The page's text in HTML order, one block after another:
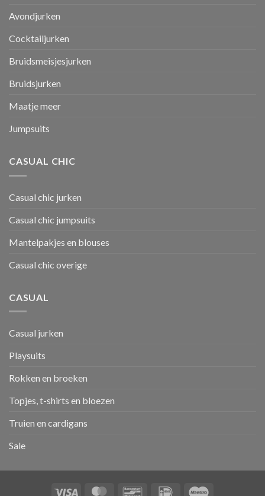
Avondjurken
Cocktailjurken
Bruidsmeisjesjurken
Bruidsjurken
Maatje meer
Jumpsuits
CASUAL CHIC
Casual chic jurken
Casual chic jumpsuits
Mantelpakjes en blouses
Casual chic overige
CASUAL
Casual jurken
Playsuits
Rokken en broeken
Topjes, t-shirts en bloezen
Truien en cardigans
Sale
Visa MasterCardBancontactIDeal